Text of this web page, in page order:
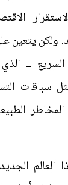
ولكن يتعين
السريع ــ
سباقات